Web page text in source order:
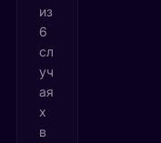
из
6
сл
уч
ая
х
в